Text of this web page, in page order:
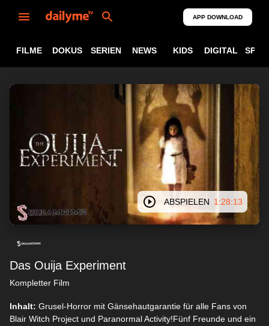
APP DOWNLOAD
FILME DOKUS SERIEN NEWS KIDS DIGITAL
ABSPIELEN 1:28:13
Das Ouija Experiment
Kompletter Film
Inhalt: Grusel-Horror mit Gänsehautgarantie für alle Fans von
Blair Witch Project und Paranormal Activity!Fünf Freunde und ein